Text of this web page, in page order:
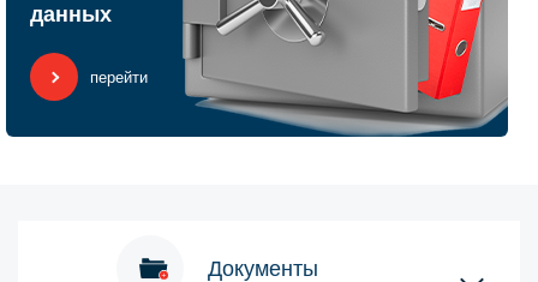
данных
перейти
Документы